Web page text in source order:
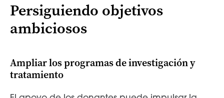
Persiguiendo objetivos
ambiciosos
Ampliar los programas de investigación y
tratamiento